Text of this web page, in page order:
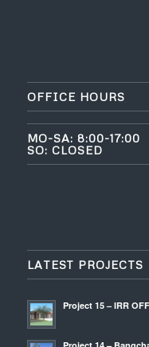
OFFICE HOURS
MO-SA: 8:00-17:00
SO: CLOSED
LATEST PROJECTS
Project 15 – IRR